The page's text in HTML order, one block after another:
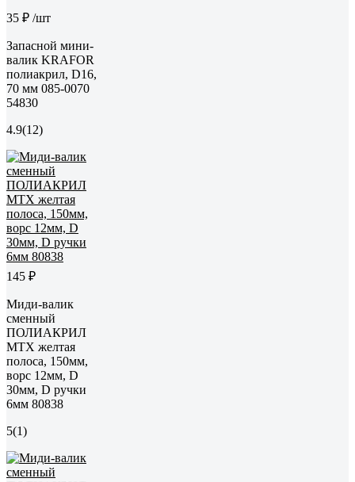
35 ₽ /шт
Запасной мини-
валик KRAFOR
полиакрил, D16,
70 мм 085-0070
54830
4.9(12)
145 ₽
Миди-валик
сменный
ПОЛИАКРИЛ
MTX желтая
полоса, 150мм,
ворс 12мм, D
30мм, D ручки
6мм 80838
5(1)